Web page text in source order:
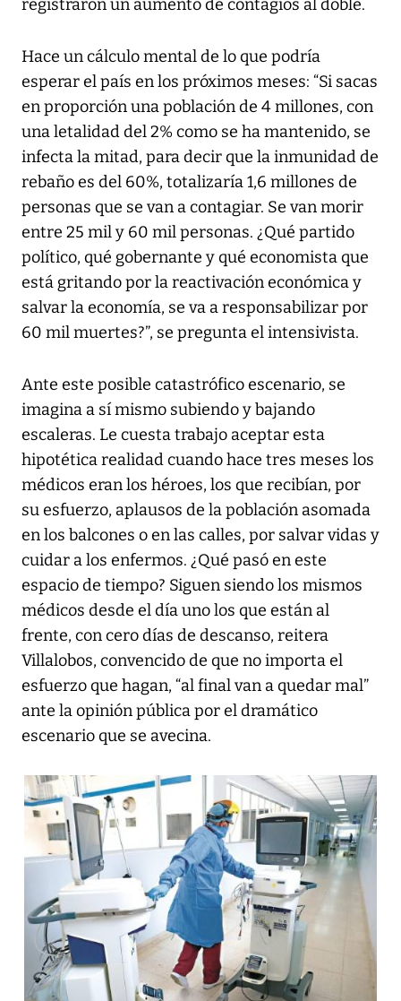
registraron un aumento de contagios al doble.
Hace un cálculo mental de lo que podría
esperar el país en los próximos meses: “Si sacas
en proporción una población de 4 millones, con
una letalidad del 2% como se ha mantenido, se
infecta la mitad, para decir que la inmunidad de
rebaño es del 60%, totalizaría 1,6 millones de
personas que se van a contagiar. Se van morir
entre 25 mil y 60 mil personas. ¿Qué partido
político, qué gobernante y qué economista que
está gritando por la reactivación económica y
salvar la economía, se va a responsabilizar por
60 mil muertes?”, se pregunta el intensivista.
Ante este posible catastrófico escenario, se
imagina a sí mismo subiendo y bajando
escaleras. Le cuesta trabajo aceptar esta
hipotética realidad cuando hace tres meses los
médicos eran los héroes, los que recibían, por
su esfuerzo, aplausos de la población asomada
en los balcones o en las calles, por salvar vidas y
cuidar a los enfermos. ¿Qué pasó en este
espacio de tiempo? Siguen siendo los mismos
médicos desde el día uno los que están al
frente, con cero días de descanso, reitera
Villalobos, convencido de que no importa el
esfuerzo que hagan, “al final van a quedar mal”
ante la opinión pública por el dramático
escenario que se avecina.